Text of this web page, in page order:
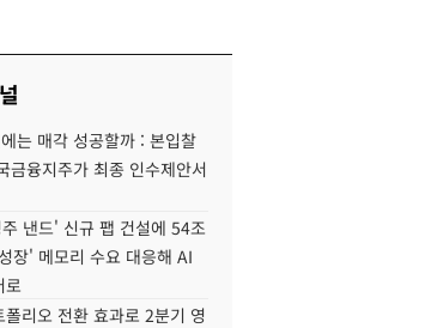
는 매각 성공할까 : 본입찰
금융지주가 최종 인수제안서
낸드' 신규 팹 건설에 54조
장' 메모리 수요 대응해 AI
로
리오 전환 효과로 2분기 영